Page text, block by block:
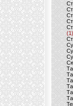
(1)